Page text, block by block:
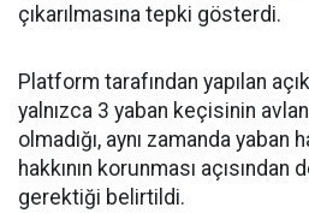
çıkarılmasına tepki gösterdi.
Platform tarafından yapılan
yalnızca 3 yaban keçisinin
olmadığı, aynı zamanda yaban
hakkının korunması
gerektiği belirtildi.